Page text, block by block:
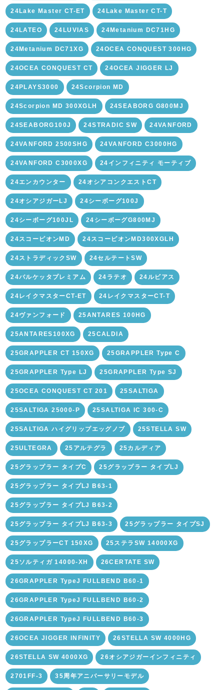
24Lake Master CT-ET 24Lake Master CT-T
24LATEO 24LUVIAS 24Metanium DC71HG
24Metanium DC71XG 24OCEA CONQUEST 300HG
24OCEA CONQUEST CT 24OCEA JIGGER LJ
24PLAYS3000 24Scorpion MD
24Scorpion MD 300XGLH 24SEABORG G800MJ
24SEABORG100J 24STRADIC SW 24VANFORD
24VANFORD 2500SHG 24VANFORD C3000HG
24VANFORD C3000XG 24インフィニティ モーティブ
24エンカウンター 24オシアコンクエストCT
24オシアジガーLJ 24シーボーグ100J
24シーボーグ100JL 24シーボーグG800MJ
24スコーピオンMD 24スコーピオンMD300XGLH
24ストラディックSW 24セルテートSW
24バルケッタプレミアム 24ラテオ 24ルビアス
24レイクマスターCT-ET 24レイクマスターCT-T
24ヴァンフォード 25ANTARES 100HG
25ANTARES100XG 25CALDIA
25GRAPPLER CT 150XG 25GRAPPLER Type C
25GRAPPLER Type LJ 25GRAPPLER Type SJ
25OCEA CONQUEST CT 201 25SALTIGA
25SALTIGA 25000-P 25SALTIGA IC 300-C
25SALTIGA ハイグリップエッグノブ 25STELLA SW
25ULTEGRA 25アルテグラ 25カルディア
25グラップラー タイプC 25グラップラー タイプLJ
25グラップラー タイプLJ B63-1
25グラップラー タイプLJ B63-2
25グラップラー タイプLJ B63-3 25グラップラー タイプSJ
25グラップラーCT 150XG 25ステラSW 14000XG
25ソルティガ 14000-XH 26CERTATE SW
26GRAPPLER TypeJ FULLBEND B60-1
26GRAPPLER TypeJ FULLBEND B60-2
26GRAPPLER TypeJ FULLBEND B60-3
26OCEA JIGGER INFINITY 26STELLA SW 4000HG
26STELLA SW 4000XG 26オシアジガーインフィニティ
2701FF-3 35周年アニバーサリーモデル